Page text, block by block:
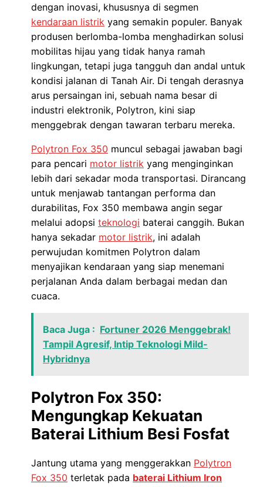
dengan inovasi, khususnya di segmen
kendaraan listrik yang semakin populer. Banyak
produsen berlomba-lomba menghadirkan solusi
mobilitas hijau yang tidak hanya ramah
lingkungan, tetapi juga tangguh dan andal untuk
kondisi jalanan di Tanah Air. Di tengah derasnya
arus persaingan ini, sebuah nama besar di
industri elektronik, Polytron, kini siap
menggebrak dengan tawaran terbaru mereka.
Polytron Fox 350 muncul sebagai jawaban bagi
para pencari motor listrik yang menginginkan
lebih dari sekadar moda transportasi. Dirancang
untuk menjawab tantangan performa dan
durabilitas, Fox 350 membawa angin segar
melalui adopsi teknologi baterai canggih. Bukan
hanya sekadar motor listrik, ini adalah
perwujudan komitmen Polytron dalam
menyajikan kendaraan yang siap menemani
perjalanan Anda dalam berbagai medan dan
cuaca.
Baca Juga : Fortuner 2026 Menggebrak!
Tampil Agresif, Intip Teknologi Mild-
Hybridnya
Polytron Fox 350:
Mengungkap Kekuatan
Baterai Lithium Besi Fosfat
Jantung utama yang menggerakkan Polytron
Fox 350 terletak pada baterai Lithium Iron